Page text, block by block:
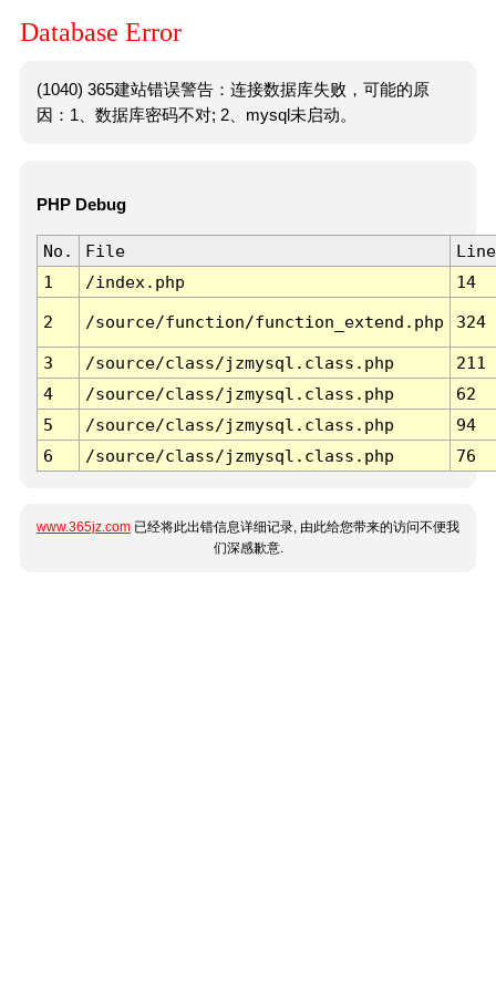
Database Error
(1040) 365建站错误警告：连接数据库失败，可能的原
因：1、数据库密码不对; 2、mysql未启动。
PHP Debug
No. File
Line
1
/index.php 14
2 /source/function/function_extend.php 324
3 /source/class/jzmysql.class.php
211
4
/source/class/jzmysql.class.php
62
5
/source/class/jzmysql.class.php
94
6
/source/class/jzmysql.class.php 76
www.365jz.com 已经将此出错信息详细记录, 由此给您带来的访问不便我
们深感歉意.